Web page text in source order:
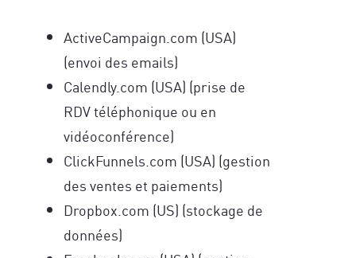
ActiveCampaign.com (USA)
(envoi des emails)
Calendly.com (USA) (prise de
RDV téléphonique ou en
vidéoconférence)
ClickFunnels.com (USA) (gestion
des ventes et paiements)
Dropbox.com (US) (stockage de
données)